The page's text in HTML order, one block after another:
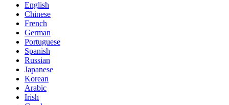
English
Chinese
French
German
Portuguese
Spanish
Russian
Japanese
Korean
Arabic
Irish